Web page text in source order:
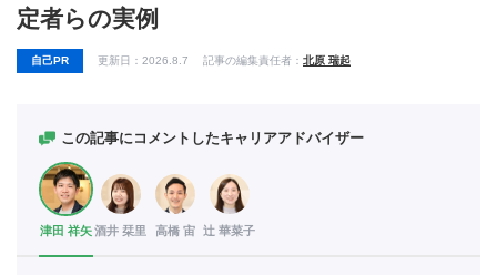
定者らの実例
自己PR 更新日： 2026.8.7 記事の編集責任者： 北原 瑞起
この記事にコメントしたキャリアアドバイザー
津田 祥矢酒井 栞里 高橋 宙 辻 華菜子